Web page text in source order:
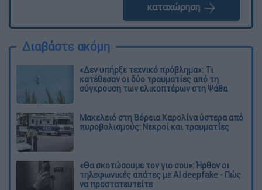
καταχώρηση
Διαβάστε ακόμη
«Δεν υπήρξε τεχνικό πρόβλημα»: Τι
κατέθεσαν οι δύο τραυματίες από τη
σύγκρουση των ελικοπτέρων στη Ψάθα
Μακελειό στη Βόρεια Καρολίνα ύστερα από
πυροβολισμούς: Νεκροί και τραυματίες
«Θα σκοτώσουμε τον γιο σου»: Ήρθαν οι
τηλεφωνικές απάτες με AI deepfake - Πώς
να προστατευτείτε